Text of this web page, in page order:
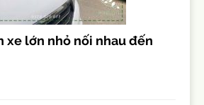
xe lớn nhỏ nối nhau đến